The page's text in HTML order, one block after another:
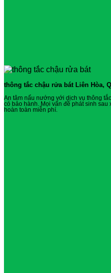
thông tắc chậu rửa bát Liên Hòa,
An tâm nấu nướng với dịch vụ thông
có bảo hành. Mọi vấn đề phát sinh
hoàn toàn miễn phí.